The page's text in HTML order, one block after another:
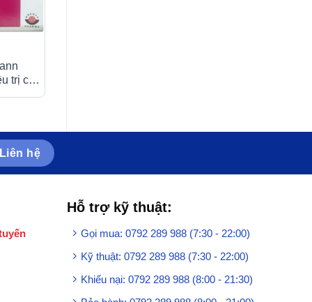
trị các
Liên hệ
Hỗ trợ kỹ thuật:
Gọi mua: 0792 289 988 (7:30 - 22:00)
Kỹ thuật: 0792 289 988 (7:30 - 22:00)
Khiếu nại: 0792 289 988 (8:00 - 21:30)